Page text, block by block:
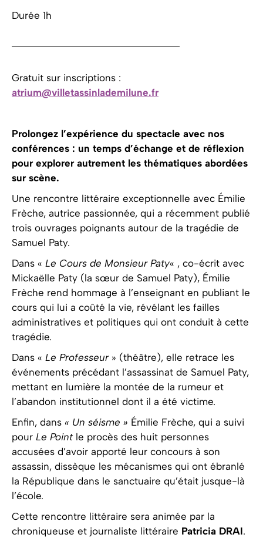
Durée 1h
Gratuit sur inscriptions :
atrium@villetassinlademilune.fr
Prolongez l’expérience du spectacle avec nos
conférences : un temps d’échange et de réflexion
pour explorer autrement les thématiques abordées
sur scène.
Une rencontre littéraire exceptionnelle avec Émilie
Frèche, autrice passionnée, qui a récemment publié
trois ouvrages poignants autour de la tragédie de
Samuel Paty.
Dans « Le Cours de Monsieur Paty« , co-écrit avec
Mickaëlle Paty (la sœur de Samuel Paty), Émilie
Frèche rend hommage à l’enseignant en publiant le
cours qui lui a coûté la vie, révélant les failles
administratives et politiques qui ont conduit à cette
tragédie.
Dans « Le Professeur» (théâtre), elle retrace les
événements précédant l’assassinat de Samuel Paty,
mettant en lumière la montée de la rumeur et
l’abandon institutionnel dont il a été victime.
Enfin, dans « Un séisme » Émilie Frèche, qui a suivi
pour Le Point le procès des huit personnes
accusées d’avoir apporté leur concours à son
assassin, dissèque les mécanismes qui ont ébranlé
la République dans le sanctuaire qu’était jusque-là
l’école.
Cette rencontre littéraire sera animée par la
chroniqueuse et journaliste littéraire Patricia DRAI.